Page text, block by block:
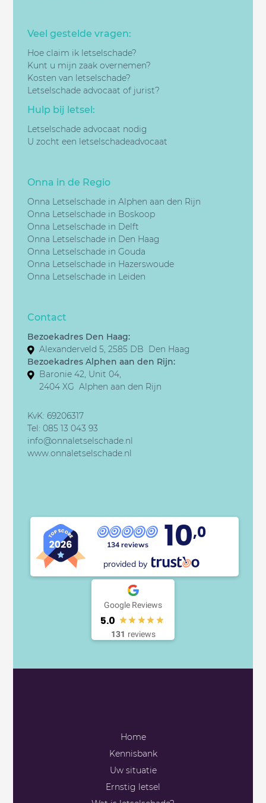
Veel gestelde vragen:
Hoe claim ik letselschade?
Kunt u mijn zaak overnemen?
Kosten van letselschade?
Letselschade advocaat of jurist?
Hulp bij letsel:
Letselschade advocaat nodig
U zocht een letselschadeadvocaat
Onna in de Regio
Onna Letselschade in Alphen aan den Rijn
Onna Letselschade in Boskoop
Onna Letselschade in Delft
Onna Letselschade in Den Haag
Onna Letselschade in Gouda
Onna Letselschade in Hazerswoude
Onna Letselschade in Leiden
Contact
Bezoekadres Den Haag:
Alexanderveld 5, 2585 DB Den Haag
Bezoekadres Alphen aan den Rijn:
Baronie 42, Unit 04,
2404 XG Alphen aan den Rijn
KvK: 69206317
Tel: 085 13 043 93
info@onnaletselschade.nl
www.onnaletselschade.nl
134 reviews 10,0
provided by
Google Reviews
5.0
131 reviews
Home
Kennisbank
Uw situatie
Ernstig letsel
info@onnaletselschade.nl
Stuur een bericht
Contactformulier